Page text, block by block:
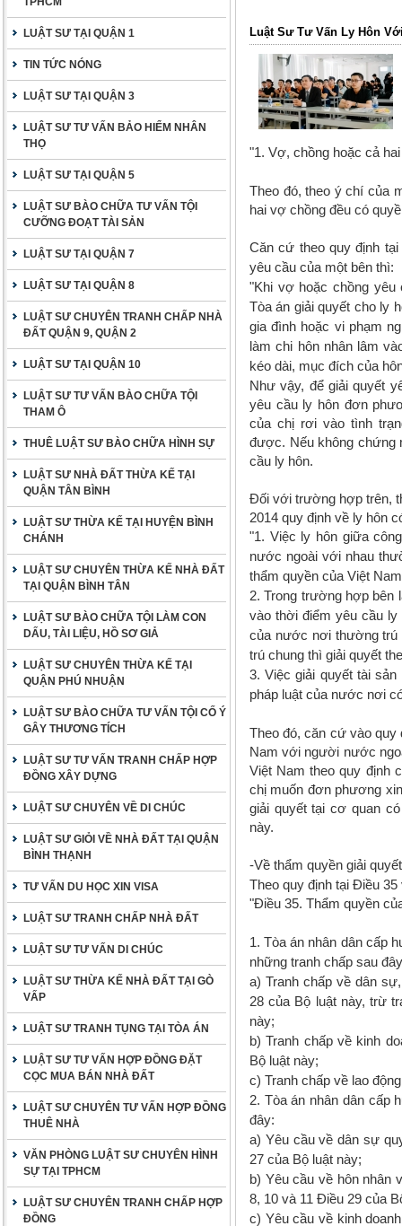
LUẬT SƯ TẠI QUẬN 1
TIN TỨC NÓNG
LUẬT SƯ TẠI QUẬN 3
LUẬT SƯ TƯ VẤN BẢO HIỂM NHÂN
THỌ
LUẬT SƯ TẠI QUẬN 5
LUẬT SƯ BÀO CHỮA TƯ VẤN TỘI
CƯỠNG ĐOẠT TÀI SẢN
LUẬT SƯ TẠI QUẬN 7
LUẬT SƯ TẠI QUẬN 8
LUẬT SƯ CHUYÊN TRANH CHẤP NHÀ
ĐẤT QUẬN 9, QUẬN 2
LUẬT SƯ TẠI QUẬN 10
LUẬT SƯ TƯ VẤN BÀO CHỮA TỘI
THAM Ô
THUÊ LUẬT SƯ BÀO CHỮA HÌNH SỰ
LUẬT SƯ NHÀ ĐẤT THỪA KẾ TẠI
QUẬN TÂN BÌNH
LUẬT SƯ THỪA KẾ TẠI HUYỆN BÌNH
CHÁNH
LUẬT SƯ CHUYÊN THỪA KẾ NHÀ ĐẤT
TẠI QUẬN BÌNH TÂN
LUẬT SƯ BÀO CHỮA TỘI LÀM CON
DẤU, TÀI LIỆU, HỒ SƠ GIẢ
LUẬT SƯ CHUYÊN THỪA KẾ TẠI
QUẬN PHÚ NHUẬN
LUẬT SƯ BÀO CHỮA TƯ VẤN TỘI CỐ Ý
GÂY THƯƠNG TÍCH
LUẬT SƯ TƯ VẤN TRANH CHẤP HỢP
ĐỒNG XÂY DỰNG
LUẬT SƯ CHUYÊN VỀ DI CHÚC
LUẬT SƯ GIỎI VỀ NHÀ ĐẤT TẠI QUẬN
BÌNH THẠNH
TƯ VẤN DU HỌC XIN VISA
LUẬT SƯ TRANH CHẤP NHÀ ĐẤT
LUẬT SƯ TƯ VẤN DI CHÚC
LUẬT SƯ THỪA KẾ NHÀ ĐẤT TẠI GÒ
VẤP
LUẬT SƯ TRANH TỤNG TẠI TÒA ÁN
LUẬT SƯ TƯ VẤN HỢP ĐỒNG ĐẶT
CỌC MUA BÁN NHÀ ĐẤT
LUẬT SƯ CHUYÊN TƯ VẤN HỢP ĐỒNG
THUÊ NHÀ
VĂN PHÒNG LUẬT SƯ CHUYÊN HÌNH
SỰ TẠI TPHCM
LUẬT SƯ CHUYÊN TRANH CHẤP HỢP
ĐỒNG
Luật Sư Tư Vấn Ly Hôn
"1. Vợ, chồng hoặc cả
Theo đó, theo ý chí của
hai vợ chồng đều có
Căn cứ theo quy định
yêu cầu của một bên thì:
"Khi vợ hoặc chồng yêu
Tòa án giải quyết cho ly
gia đình hoặc vi phạm
làm chi hôn nhân lâm
kéo dài, mục đích của
Như vậy, để giải quyết
yêu cầu ly hôn đơn
của chị rơi vào tình
được. Nếu không chứng
cầu ly hôn.
Đối với trường hợp trên,
2014 quy định về ly hôn
"1. Việc ly hôn giữa
nước ngoài với nhau
thẩm quyền của Việt
2. Trong trường hợp bên
vào thời điểm yêu cầu
của nước nơi thường trú
trú chung thì giải quyết
3. Việc giải quyết tài
pháp luật của nước nơi
Theo đó, căn cứ vào quy
Nam với người nước
Việt Nam theo quy định
chị muốn đơn phương
giải quyết tại cơ quan
này.
-Về thẩm quyền giải
Theo quy định tại Điều
"Điều 35. Thẩm quyền
1. Tòa án nhân dân cấp
những tranh chấp sau
a) Tranh chấp về dân
28 của Bộ luật này, trừ
này;
b) Tranh chấp về kinh
Bộ luật này;
c) Tranh chấp về lao
2. Tòa án nhân dân cấp
đây:
a) Yêu cầu về dân sự
27 của Bộ luật này;
b) Yêu cầu về hôn nhân
8, 10 và 11 Điều 29 của
c) Yêu cầu về kinh